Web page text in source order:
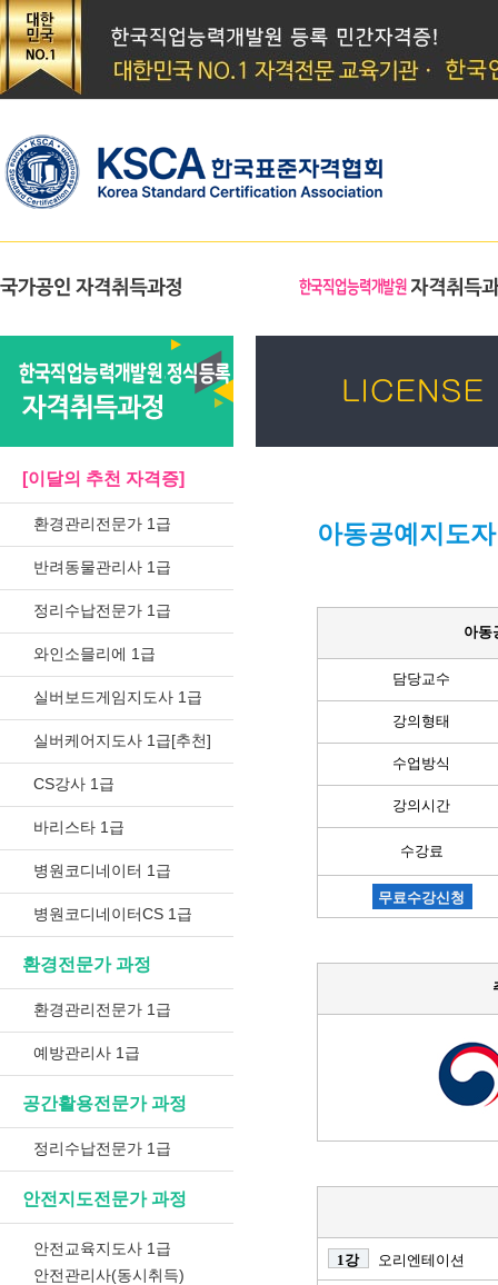
[이달의 추천 자격증]
환경관리전문가 1급
반려동물관리사 1급
정리수납전문가 1급
와인소믈리에 1급
실버보드게임지도사 1급
실버케어지도사 1급[추천]
CS강사 1급
바리스타 1급
병원코디네이터 1급
병원코디네이터CS 1급
환경전문가 과정
환경관리전문가 1급
예방관리사 1급
공간활용전문가 과정
정리수납전문가 1급
안전지도전문가 과정
안전교육지도사 1급
안전관리사(동시취득)
아동공예지도
아동
담당교수
강의형태
수업방식
강의시간
수강료
무료수강신청
1강 오리엔테이션